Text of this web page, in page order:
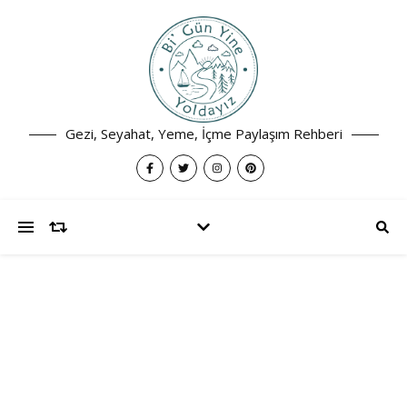
Gezi, Seyahat, Yeme, İçme Paylaşım Rehberi